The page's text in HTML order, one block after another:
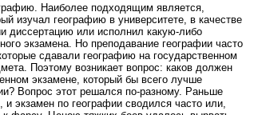
Наиболее подходящим является,
изучал географию в университете, в качестве
диссертацию или исполнил какую-либо
экзамена. Но преподавание географии часто
сдавали географию на государственном
По­этому возникает вопрос: каков должен
экзамене, который бы всего лучше
Вопрос этот решался по-разному. Раньше
экзамен по географии сво­дился часто или,